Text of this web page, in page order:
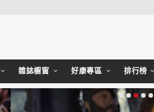
雜誌櫥窗 好康專區 排行榜